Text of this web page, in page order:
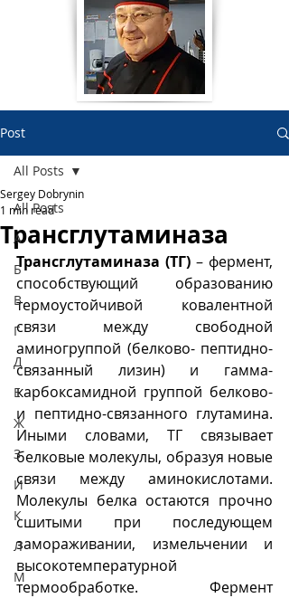
Post
All Posts
А
Б
В
Г
Д
Е
Ж
З
И
К
Л
М
All Posts
Трансглутаминаза
Sergey Dobrynin
1 min read
Трансглутаминаза (ТГ) – фермент,
способствующий образованию
термоустойчивой ковалентной
связи между свободной
аминогруппой (белково- пептидно-
связанный лизин) и гамма-
карбоксамидной группой белково-
и пептидно-связанного глутамина.
Иными словами, ТГ связывает
белковые молекулы, образуя новые
связи между аминокислотами.
Молекулы белка остаются прочно
сшитыми при последующем
замораживании, измельчении и
высокотемпературной
термообработке. Фермент